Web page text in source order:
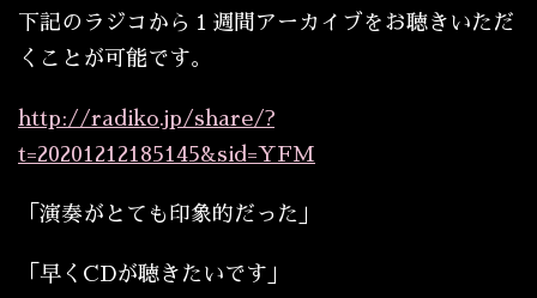
下記のラジコから１週間アーカイブをお聴きいただ
くことが可能です。
http://radiko.jp/share/?
t=20201212185145&sid=YFM
「演奏がとても印象的だった」
「早くCDが聴きたいです」